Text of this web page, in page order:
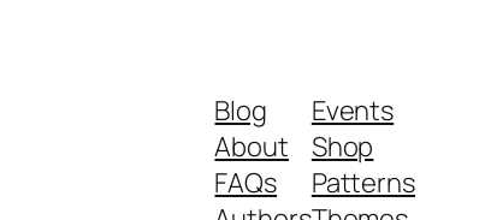
Blog
About
FAQs
Events
Shop
Patterns